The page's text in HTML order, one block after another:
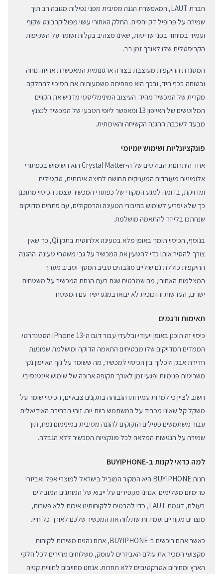
חברת LAUT, המאפשרת הגנה מסיבית מפני נפילות מגובה רב תוך
שמירה על פרופיל דק יחסית. החלק האחורי עשוי מפוליקרבונט שקוף
ועמיד במיוחד בפני שריטות, שאינו מצהיב בקלות ושומר על השקיפות
הקריסטלית שלו לאורך זמן רב.
המסגרת ההיקפית מעוצבת בצורה ארגונומית המאפשרת אחיזה נוחה
ובטוחה בכף היד, ובכך היא מפחיתה משמעותית את הסיכוי להחלקה
מקרית של המכשיר מהיד. העיצוב המינימליסטי מדגיש את הקווים
המלוטשים של האייפון 13 ומאפשר ליופי הטבעי של המכשיר לנצנץ
מבעד לשכבת ההגנה הקשיחה והאיכותית.
פונקציונליות ושימוש יומיומי
אחד היתרונות הבולטים של ה-Crystal Matter הוא השימוש בכפתורי
אלומיניום מעובדים המעניקים תחושת לחיצה איכותית, טקטילית
ומדויקת, בדומה למגע המקורי של כפתורי המכשיר עצמו. הכיסוי מתוכנן
כך שלא יפריע לשימוש בחיבורי הטעינה והרמקולים, עם פתחים מדויקים
שנחתכו בלייזר להתאמה מושלמת.
בנוסף, הכיסוי תומך באופן מלא בטעינה אלחוטית בתקן Qi, כך שאין
צורך להסיר אותו כדי להטעין את המכשיר על גבי משטחי טעינה. ההגנה
ההיקפית כוללת גם שוליים מוגבהים סביב המסך וסביב מערך
המצלמות האחורי, מה שמבטיח שגם בעת הנחת המכשיר על משטחים
ישרים, העדשות והזכוכית לא יבואו במגע ישיר עם המשטח.
תאימות ודגמים
כיסוי זה תוכנן באופן ייעודי ובלעדי עבור דגם ה-iPhone 13 הסטנדרטי.
הממדים המדויקים שלו מבטיחים התאמה הדוקה ומושלמת שמונעת
חדירת אבק ולכלוך בין הכיסוי למכשיר, מה ששומר על גוף האייפון נקי
משריטות פנימיות ופגעי זמן לאורך תקופה ארוכה של שימוש אינטנסיבי.
חשוב לציין כי למרות עמידותו הגבוהה בתקנים צבאיים, הכיסוי שומר על
משקל קל שאינו מכביד על המשתמש ביום-יום. זוהי הבחירה האידיאלית
עבור משתמשים פעילים הזקוקים להגנה מסיבית במינימום נפח, תוך
שמירה על הנגישות המלאה לכל פונקציות המכשיר ללא הגבלה.
למה כדאי לקנות ב-BUYIPHONE
חנות BUYIPHONE היא המקור המוביל בישראל למוצרי אפל ואביזרי
פרימיום משלימים. אנחנו מקפידים על ייבוא של המותגים המובילים
בעולם, דוגמת LAUT, כדי להבטיח ללקוחותינו איכות ללא פשרות,
מוצרים מקוריים ועמידות שתלווה את המכשיר שלכם לאורך כל חייו.
כאשר אתם רוכשים ב-BUYIPHONE, אתם נהנים משירות לקוחות
מקצועי המכיר את עולם האביזרים לעומק, משלוחים מהירים לכל חלקי
הארץ ומחירים אטרקטיביים ללא תחרות. אנחנו מחויבים לחוויית קנייה